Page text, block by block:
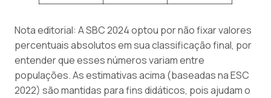
Nota editorial: A SBC 2024 optou por não fixar valores
percentuais absolutos em sua classificação final, por
entender que esses números variam entre
populações. As estimativas acima (baseadas na ESC
2022) são mantidas para fins didáticos, pois ajudam o